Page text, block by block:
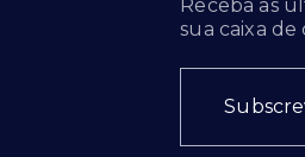
Receba as
sua caixa